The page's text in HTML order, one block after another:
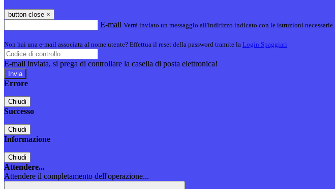
button close ×
E-mail Verrà inviato un messaggio all'indirizzo indicato con le istruzioni necessarie.
Non hai una e-mail associata al nome utente? Effettua il reset della password tramite la Login Spaggiari
E-mail inviata, si prega di controllare la casella di posta elettronica!
Errore
Chiudi
Successo
Chiudi
Informazione
Chiudi
Attendere...
Attendere il completamento dell'operazione...